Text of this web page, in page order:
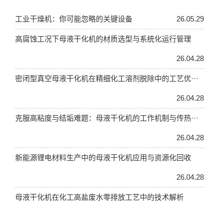
工业干燥机：你可能忽略的关键设备 26.05.29
高腐蚀工况下母液干化机的材质选型与系统化运行管理
26.04.28
密闭型真空母液干化机在精细化工溶剂脱除中的工艺优···
26.04.28
克服高粘度与结垢难题：母液干化机的工作机制与传热···
26.04.28
新能源锂电材料生产中的母液干化机应用与资源化回收
26.04.28
母液干化机在化工高盐废水零排放工艺中的技术解析